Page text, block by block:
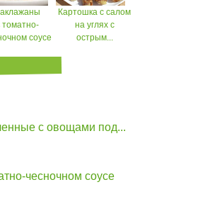
томатно-
соусе
Картошка с салом
на углях с
острым...
с овощами под...
чесночном соусе